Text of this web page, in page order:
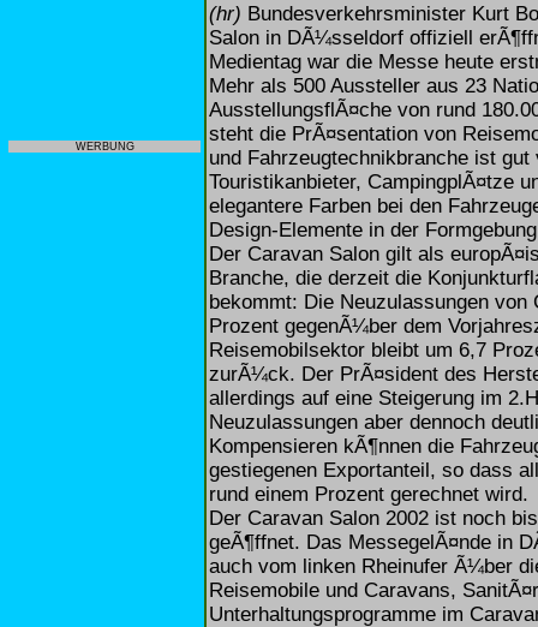
WERBUNG
(hr) Bundesverkehrsminister Kurt
Salon in DÃ¼sseldorf offiziell
Medientag war die Messe heute
Mehr als 500 Aussteller aus 23
AusstellungsflÃ¤che von rund
steht die PrÃ¤sentation von
und Fahrzeugtechnikbranche ist
Touristikanbieter, CampingplÃ¤tze
elegantere Farben bei den
Design-Elemente in der
Der Caravan Salon gilt als
Branche, die derzeit die
bekommt: Die Neuzulassungen
Prozent gegenÃ¼ber dem
Reisemobilsektor bleibt um 6,7
zurÃ¼ck. Der PrÃ¤sident des
allerdings auf eine Steigerung im
Neuzulassungen aber dennoch
Kompensieren kÃ¶nnen die
gestiegenen Exportanteil, so dass
rund einem Prozent gerechnet wird.
Der Caravan Salon 2002 ist noch
geÃ¶ffnet. Das MessegelÃ¤nde in
auch vom linken Rheinufer Ã¼ber
Reisemobile und Caravans,
Unterhaltungsprogramme im